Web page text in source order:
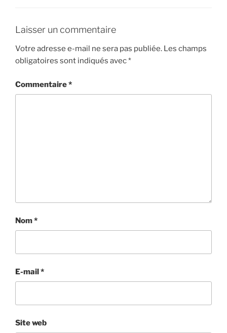
Laisser un commentaire
Votre adresse e-mail ne sera pas publiée. Les champs
obligatoires sont indiqués avec*
Commentaire*
Nom*
E-mail*
Site web